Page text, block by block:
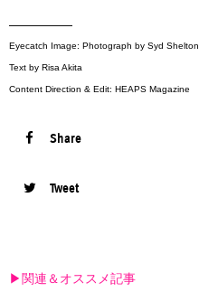
—————
Eyecatch Image: Photograph by Syd Shelton
Text by Risa Akita
Content Direction & Edit: HEAPS Magazine
Share
Tweet
▶︎関連＆オススメ記事